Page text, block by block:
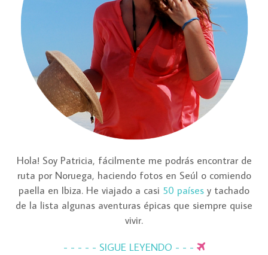
Hola! Soy Patricia, fácilmente me podrás encontrar de
ruta por Noruega, haciendo fotos en Seúl o comiendo
paella en Ibiza. He viajado a casi 50 países y tachado
de la lista algunas aventuras épicas que siempre quise
vivir.
- - - - - SIGUE LEYENDO - - -